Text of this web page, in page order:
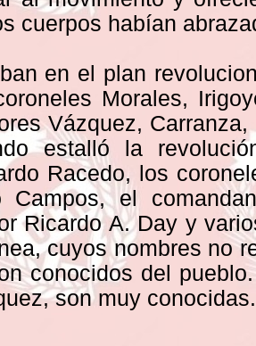
cuerpos habían
en el plan
Morales,
Vázquez,
estalló la
Racedo, los
Campos, el
Ricardo A. Day y
cuyos nombres no
conocidos del
son muy conocidas.